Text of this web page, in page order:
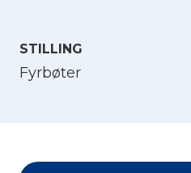
STILLING
Fyrbøter